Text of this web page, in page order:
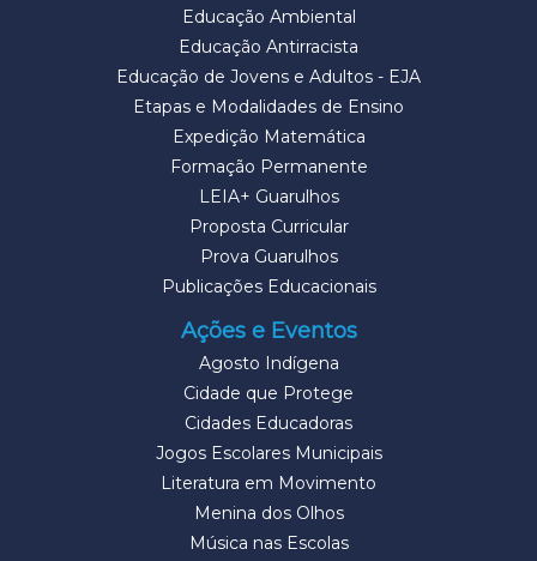
Educação Ambiental
Educação Antirracista
Educação de Jovens e Adultos - EJA
Etapas e Modalidades de Ensino
Expedição Matemática
Formação Permanente
LEIA+ Guarulhos
Proposta Curricular
Prova Guarulhos
Publicações Educacionais
Ações e Eventos
Agosto Indígena
Cidade que Protege
Cidades Educadoras
Jogos Escolares Municipais
Literatura em Movimento
Menina dos Olhos
Música nas Escolas